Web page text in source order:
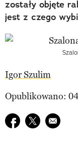
zostały objęte
jest z czego
Igor Szulim
Opublikowano:
Udostępnij na
Udostępnij
E-mail